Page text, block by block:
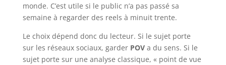
monde. C’est utile si le public n’a pas passé sa
semaine à regarder des reels à minuit trente.
Le choix dépend donc du lecteur. Si le sujet porte
sur les réseaux sociaux, garder POVa du sens. Si le
sujet porte sur une analyse classique, « point de vue